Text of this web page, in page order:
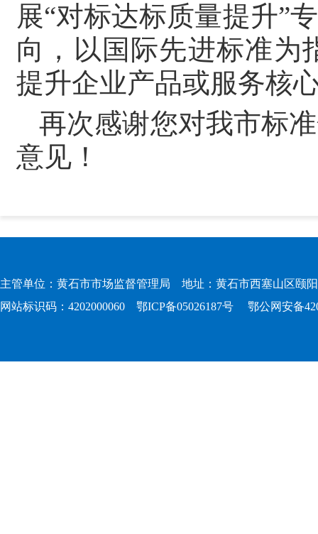
展“对标达标质量提升”
向，以国际先进标准为
提升企业产品或服务核
再次感谢您对我市标
意见！
主管单位：黄石市市场监督管理局 地址：黄石市西塞山区颐
网站标识码：4202000060 鄂ICP备05026187号 鄂公网安备